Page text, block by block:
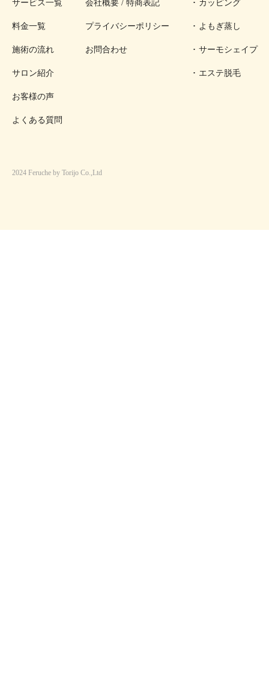
サービス一覧
料金一覧
施術の流れ
サロン紹介
お客様の声
よくある質問
会社概要 / 特商表記
プライバシーポリシー
お問合わせ
カッピング
よもぎ蒸し
サーモシェイプ
エステ脱毛
2024 Feruche by Torijo Co.,Ltd